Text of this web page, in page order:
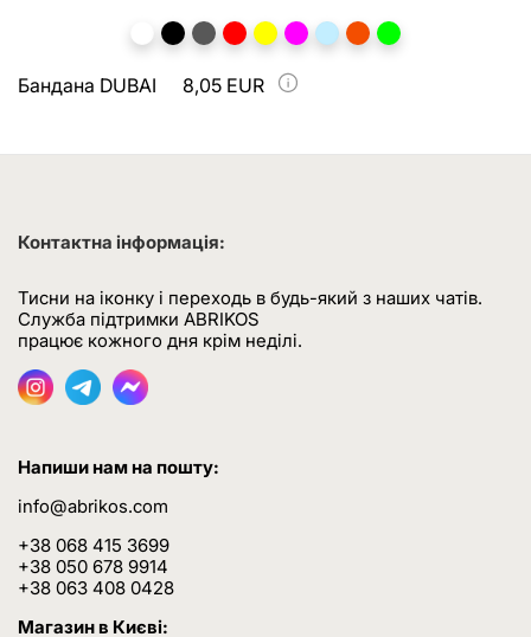
Бандана DUBAI 8,05 EUR
Контактна інформація:
Тисни на іконку і переходь в будь-який з наших чатів.
Служба підтримки ABRIKOS
працює кожного дня крім неділі.
Напиши нам на пошту:
info@abrikos.com
+38 068 415 3699
+38 050 678 9914
+38 063 408 0428
Магазин в Києві: